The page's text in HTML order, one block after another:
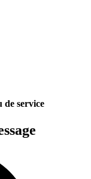
service